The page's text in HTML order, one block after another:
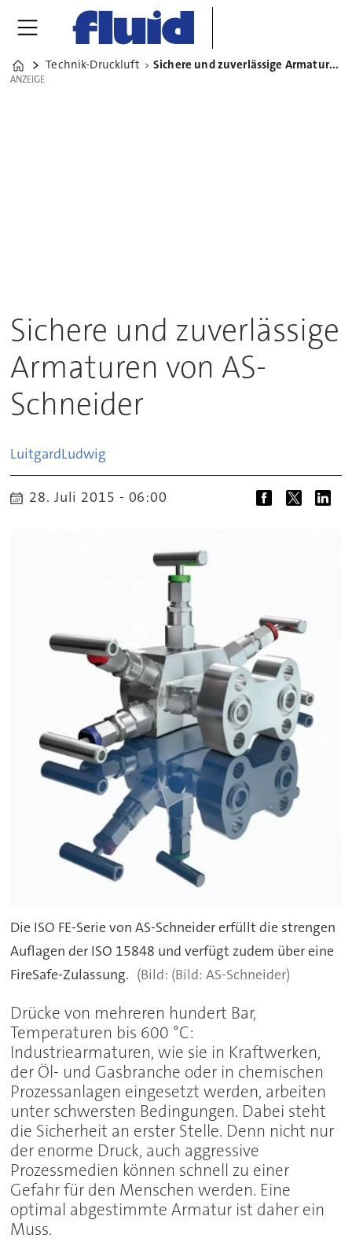
Home
Technik-Druckluft Sichere und zuverlässige Armaturen von AS-Schneider
ANZEIGE
ANZEIGE
Sichere und zuverlässige
Armaturen von AS-
Schneider
LuitgardLudwig
28. Juli 2015 - 06:00
Die ISO FE-Serie von AS-Schneider erfüllt die strengen
Auflagen der ISO 15848 und verfügt zudem über eine
FireSafe-Zulassung.
(Bild: AS-Schneider)
Drücke von mehreren hundert Bar,
Temperaturen bis 600 °C:
Industriearmaturen, wie sie in Kraftwerken,
der Öl- und Gasbranche oder in chemischen
Prozessanlagen eingesetzt werden, arbeiten
unter schwersten Bedingungen. Dabei steht
die Sicherheit an erster Stelle. Denn nicht nur
der enorme Druck, auch aggressive
Prozessmedien können schnell zu einer
Gefahr für den Menschen werden. Eine
optimal abgestimmte Armatur ist daher ein
Muss.